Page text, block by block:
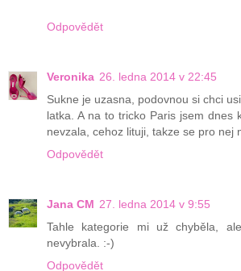
Odpovědět
Veronika 26. ledna 2014 v 22:45
Sukne je uzasna, podovnou si chci
latka. A na to tricko Paris jsem dnes
nevzala, cehoz lituji, takze se pro nej
Odpovědět
Jana CM 27. ledna 2014 v 9:55
Tahle kategorie mi už chyběla,
nevybrala. :-)
Odpovědět